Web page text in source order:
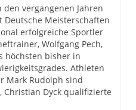
vergangenen Jahren
Meisterschaften
erfolgreiche Sportler
Wolfgang Pech,
höchsten bisher in
Athleten
Mark Rudolph sind
Christian Dyck qualifizierte